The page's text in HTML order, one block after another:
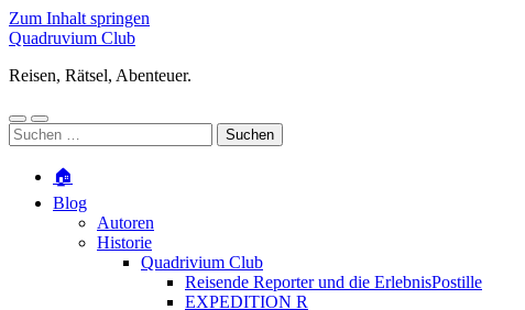
Zum Inhalt springen
Quadruvium Club
Reisen, Rätsel, Abenteuer.
Mobile-
Menü
Suchfeld
ein-/ausblenden
Suchen
nach:
🏠
Blog
Autoren
Historie
Quadrivium Club
Reisende Reporter und die ErlebnisPostille
EXPEDITION R